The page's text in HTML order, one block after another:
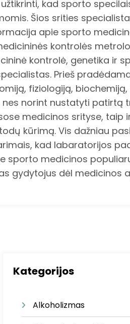
kad sporto
Šios srities
apie sporto
kontrolės
kontrolė, genetika ir
Prieš
fiziologiją,
norint nustatyti patirtą
medicinos srityse, taip
kūrimą. Vis dažniau
kad labaratorijos
sporto medicinos
gydytojus dėl medicinos
Kategorijos
Alkoholizmas